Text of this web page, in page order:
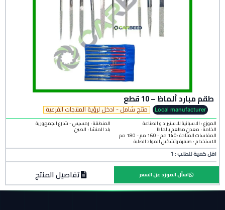
طقم مبارد ألماظ – 10 قطع
Local manufacturer منتج شامل - ادخل لرؤية المنتجات الفرعية
الموزع : الاسبانية للاستيراد و الصناعة
الخامة : معدن مطعم بالماظ
المنطقة : رمسيس - شارع الجمهورية
بلد المنشأ : الصين
المقاسات المتاحة :140 مم - 160 مم - 180 مم
الاستخدام : صنفرة وتشكيل المواد الصلبة
اقل كمية للطلب : 1
تفاصيل المنتج اسأل المورد عن السعر